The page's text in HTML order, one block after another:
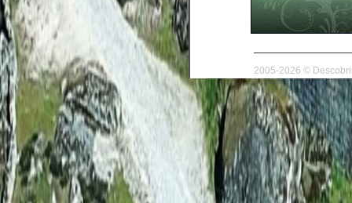
2005-2026 ©